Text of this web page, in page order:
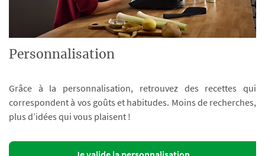
Personnalisation
Grâce à la personnalisation, retrouvez des recettes qui
correspondent à vos goûts et habitudes. Moins de recherches,
plus d’idées qui vous plaisent !